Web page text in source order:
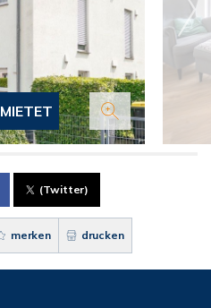
(Twitter)
merken drucken